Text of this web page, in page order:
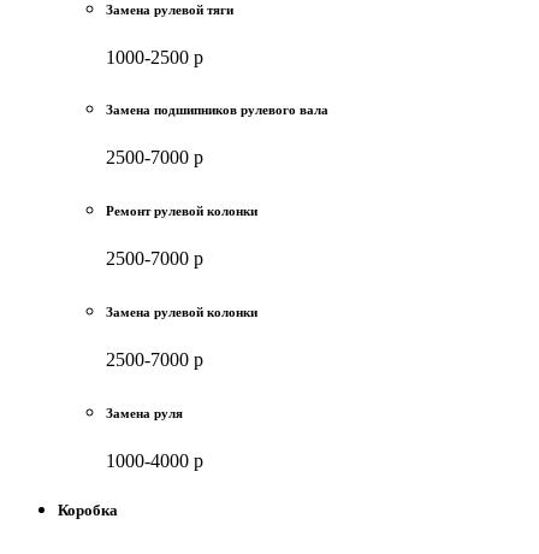
Замена рулевой тяги
1000-2500 р
Замена подшипников рулевого вала
2500-7000 р
Ремонт рулевой колонки
2500-7000 р
Замена рулевой колонки
2500-7000 р
Замена руля
1000-4000 р
Коробка